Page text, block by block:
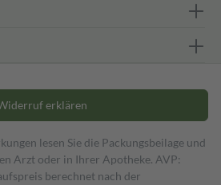
erklären
lesen Sie die Packungsbeilage und
Arzt oder in Ihrer Apotheke. AVP:
berechnet nach der